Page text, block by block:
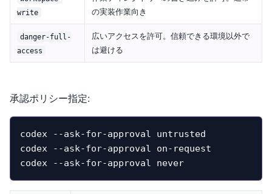
write
の実装作業向き
danger-full-
access
広いアクセスを許可。信頼できる環境以外で
は避ける
承認ポリシー指定:
codex --ask-for-approval untrusted
codex --ask-for-approval on-request
codex --ask-for-approval never